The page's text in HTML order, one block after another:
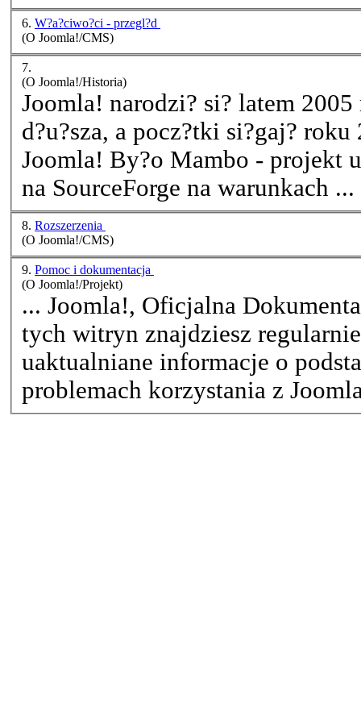
6. W?a?ciwo?ci - przegl?d
(O Joomla!/CMS)
7.
(O Joomla!/Historia)
Joomla! narodzi? si? latem
d?u?sza, a pocz?tki si?gaj? roku 2001. Zanim
Joomla! By?o Mambo - projekt udost?pniony w 2002 roku
na SourceForge na warunkach ...
8. Rozszerzenia
(O Joomla!/CMS)
9. Pomoc i dokumentacja
(O Joomla!/Projekt)
... Joomla!, Oficjalna Dokumentacja Joomla!. Na ka?dej z
tych witryn znajdziesz
uaktualniane informacje o